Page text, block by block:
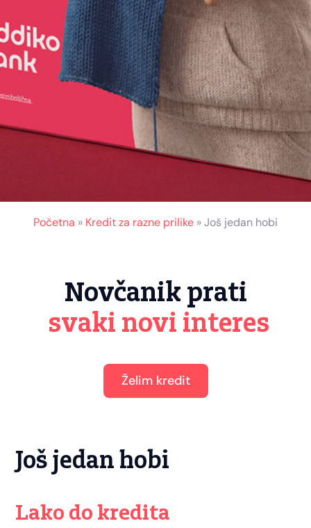
Početna » Kredit za razne prilike »Još jedan hobi
Novčanik prati
svaki novi interes
Želim kredit
Još jedan hobi
Lako do kredita